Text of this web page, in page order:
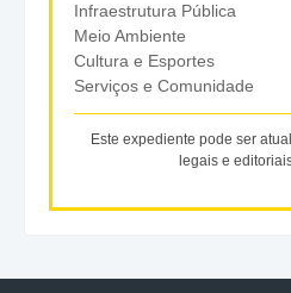
Infraestrutura Pública
Meio Ambiente
Cultura e Esportes
Serviços e Comunidade
Este expediente pode ser
legais e